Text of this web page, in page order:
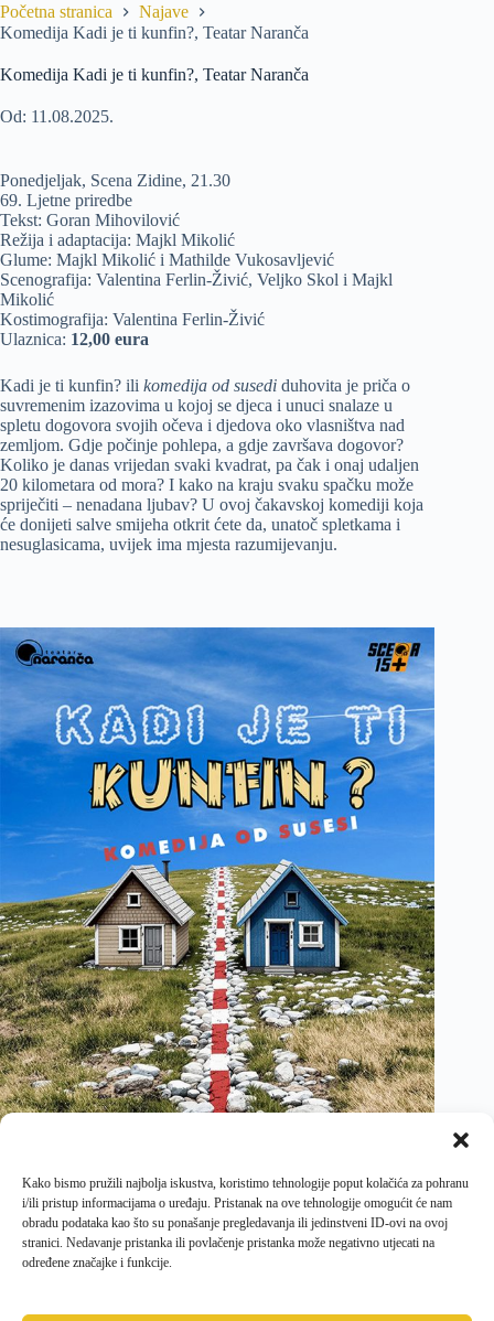
Kako bismo pružili najbolja iskustva, koristimo tehnologije poput kolačića za pohranu
i/ili pristup informacijama o uređaju. Pristanak na ove tehnologije omogućit će nam
obradu podataka kao što su ponašanje pregledavanja ili jedinstveni ID-ovi na ovoj
stranici. Nedavanje pristanka ili povlačenje pristanka može negativno utjecati na
određene značajke i funkcije.
Početna stranica
Najave
Komedija Kadi je ti kunfin?, Teatar Naranča
Komedija Kadi je ti kunfin?, Teatar Naranča
Od: 11.08.2025.
Ponedjeljak, Scena Zidine, 21.30
69. Ljetne priredbe
Tekst: Goran Mihovilović
Režija i adaptacija: Majkl Mikolić
Glume: Majkl Mikolić i Mathilde Vukosavljević
Scenografija: Valentina Ferlin-Živić, Veljko Skol i Majkl
Mikolić
Kostimografija: Valentina Ferlin-Živić
Ulaznica: 12,00 eura
Kadi je ti kunfin? ili komedija od susedi duhovita je priča o
suvremenim izazovima u kojoj se djeca i unuci snalaze u
spletu dogovora svojih očeva i djedova oko vlasništva nad
zemljom. Gdje počinje pohlepa, a gdje završava dogovor?
Koliko je danas vrijedan svaki kvadrat, pa čak i onaj udaljen
20 kilometara od mora? I kako na kraju svaku spačku može
spriječiti – nenadana ljubav? U ovoj čakavskoj komediji koja
će donijeti salve smijeha otkrit ćete da, unatoč spletkama i
nesuglasicama, uvijek ima mjesta razumijevanju.
PRETHODNI SLJEDEĆI